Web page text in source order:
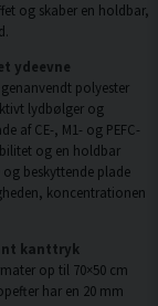
og skaber en holdbar,
ydeevne
polyester
lydbølger og
af CE-, M1- og PEFC-
og en holdbar
beskyttende plade
koncentrationen
kanttryk
op til 70×50 cm
har en 20 mm